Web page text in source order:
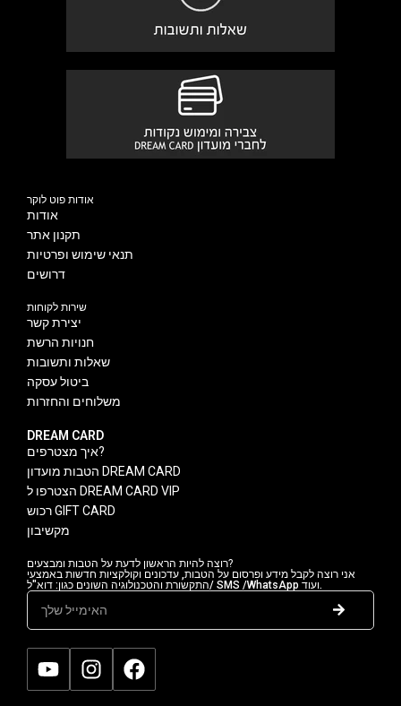
אודות פוט לוקר
אודות
תקנון אתר
תנאי שימוש ופרטיות
דרושים
שירות לקוחות
יצירת קשר
חנויות הרשת
שאלות ותשובות
ביטול עסקה
משלוחים והחזרות
DREAM CARD
איך מצטרפים?
הטבות מועדון DREAM CARD
הצטרפו ל DREAM CARD VIP
רכוש GIFT CARD
מקשיבון
רוצה להיות הראשון לדעת על הטבות ומבצעים?
אני רוצה לקבל מידע ופרסום על הטבות, עדכונים וקולקציות חדשות באמצעי
התקשורת והטכנולוגיה השונים כגון: דוא"ל/ SMS /WhatsApp ועוד.